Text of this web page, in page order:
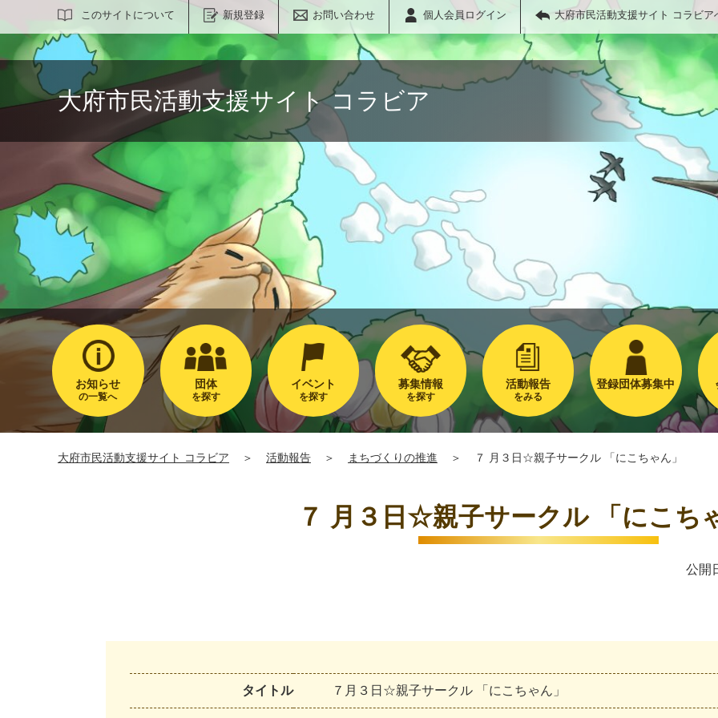
このサイトについて 新規登録 お問い合わせ 個人会員ログイン 大府市民活動支援サイト コラビア
サイト内検索
大府市民活動支援サイト コラビア
お知らせ
の一覧へ
団体
を探す
イベント
を探す
募集情報
を探す
活動報告
をみる
登録団体募集中
大府市民活動支援サイト コラビア ＞ 活動報告 ＞ まちづくりの推進 ＞ ７ 月３日☆親子サークル 「にこちゃん」
７ 月３日☆親子サークル 「にこち
公開
タイトル ７ 月 ３ 日 ☆親子サーク ル 「 にこ ち ゃん 」